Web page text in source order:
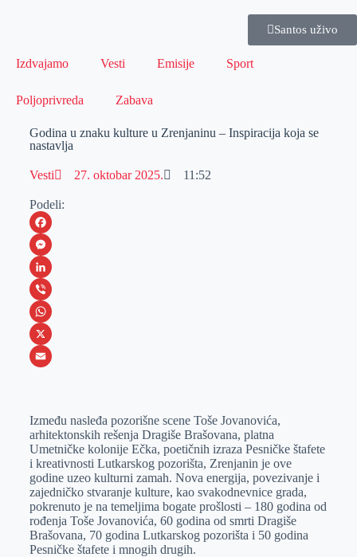
Santos uživo
Izdvajamo Vesti Emisije Sport
Poljoprivreda Zabava
Godina u znaku kulture u Zrenjaninu – Inspiracija koja se
nastavlja
Vesti 27. oktobar 2025. 11:52
Podeli:
F
a
c
e
b
o
M
e
s
s
e
e
r
L
i
n
k
I
n
V
i
b
W
h
s
A
p
p
X
a
i
l
Između nasleđa pozorišne scene Toše Jovanovića,
arhitektonskih rešenja Dragiše Brašovana, platna
Umetničke kolonije Ečka, poetičnih izraza Pesničke štafete
i kreativnosti Lutkarskog pozorišta, Zrenjanin je ove
godine uzeo kulturni zamah. Nova energija, povezivanje i
zajedničko stvaranje kulture, kao svakodnevnice grada,
pokrenuto je na temeljima bogate prošlosti – 180 godina od
rođenja Toše Jovanovića, 60 godina od smrti Dragiše
Brašovana, 70 godina Lutkarskog pozorišta i 50 godina
Pesničke štafete i mnogih drugih.